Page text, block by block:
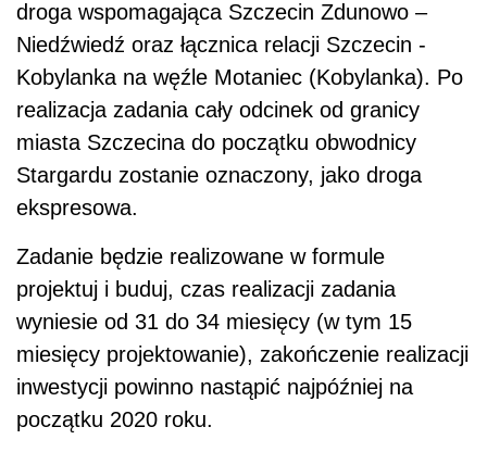
droga wspomagająca Szczecin Zdunowo –
Niedźwiedź oraz łącznica relacji Szczecin -
Kobylanka na węźle Motaniec (Kobylanka). Po
realizacja zadania cały odcinek od granicy
miasta Szczecina do początku obwodnicy
Stargardu zostanie oznaczony, jako droga
ekspresowa.
Zadanie będzie realizowane w formule
projektuj i buduj, czas realizacji zadania
wyniesie od 31 do 34 miesięcy (w tym 15
miesięcy projektowanie), zakończenie realizacji
inwestycji powinno nastąpić najpóźniej na
początku 2020 roku.